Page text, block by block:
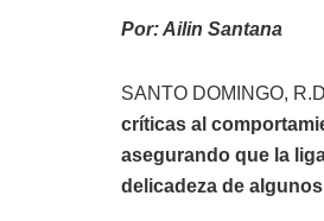
Por: Ailin Santana
SANTO DOMINGO,
críticas al
asegurando que la
delicadeza de